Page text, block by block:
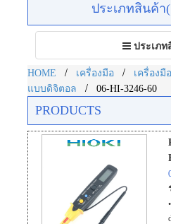
ประเภทสินค้า
Toggle
navigation
ประเภ
HOME / เครื่องมือ / เครื่องมื
แบบดิจิตอล
/ 06-HI-3246-60
PRODUCTS